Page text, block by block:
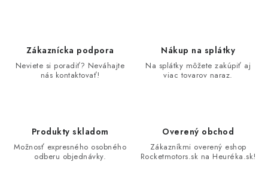
Zákaznícka podpora
Neviete si poradiť? Neváhajte
nás kontaktovať!
Nákup na splátky
Na splátky môžete zakúpiť aj
viac tovarov naraz.
Produkty skladom
Možnosť expresného osobného
odberu objednávky.
Overený obchod
Zákazníkmi overený eshop
Rocketmotors.sk na Heuréka.sk!